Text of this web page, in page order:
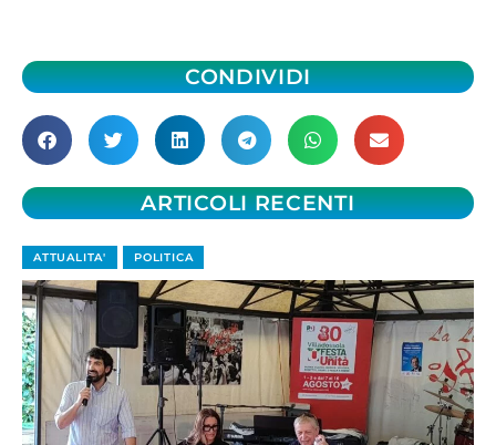
CONDIVIDI
ARTICOLI RECENTI
ATTUALITA' POLITICA